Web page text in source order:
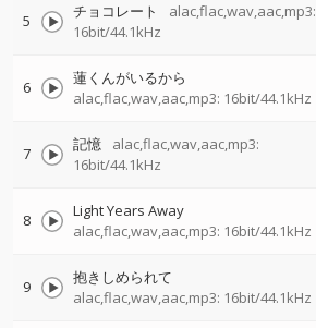
5 チョコレート
alac,flac,wav,aac,mp3:
16bit/44.1kHz
6
蓮くんがいるから
alac,flac,wav,aac,mp3: 16bit/44.1kHz
7 記憶
alac,flac,wav,aac,mp3:
16bit/44.1kHz
8
Light Years Away
alac,flac,wav,aac,mp3: 16bit/44.1kHz
9
抱きしめられて
alac,flac,wav,aac,mp3: 16bit/44.1kHz